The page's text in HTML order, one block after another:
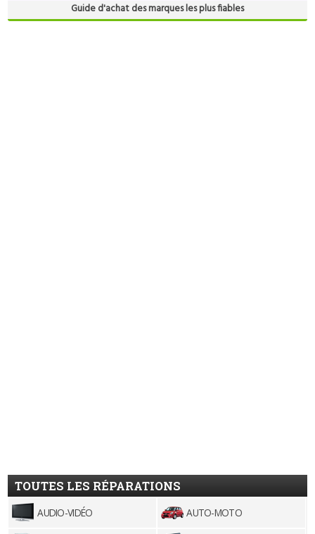
Guide d'achat des marques les plus fiables
TOUTES LES RÉPARATIONS
AUDIO-VIDÉO AUTO-MOTO